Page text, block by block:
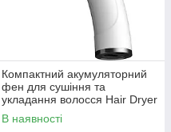
Компактний акумуляторний
фен для сушіння та
укладання волосся Hair Dryer
2600 mAh Бездротовий фен
потужністю
В наявності